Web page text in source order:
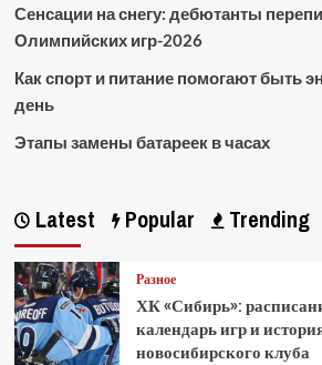
Сенсации на снегу: дебютанты
Олимпийских игр-2026
Как спорт и питание помогают быть
день
Этапы замены батареек в часах
Latest Popular Trending
Разное
ХК «Сибирь»:
календарь игр и
новосибирского клуба